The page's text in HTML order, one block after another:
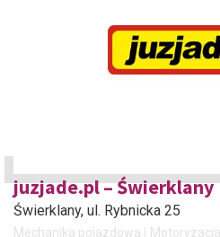
juzjade.pl – Świerklany
Świerklany, ul. Rybnicka 25
Mechanika pojazdowa